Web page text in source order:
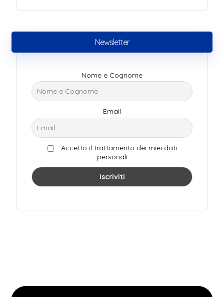
Newsletter
Nome e Cognome
Email
Accetto il trattamento dei miei dati
personali